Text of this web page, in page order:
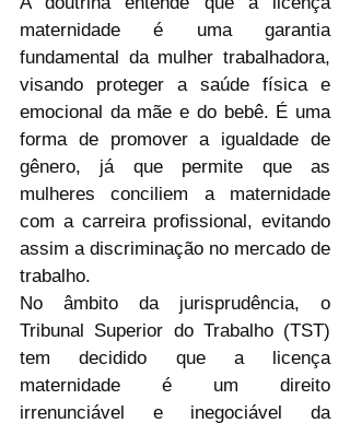
maternidade é uma garantia
fundamental da mulher trabalhadora,
visando proteger a saúde física e
emocional da mãe e do bebê. É uma
forma de promover a igualdade de
gênero, já que permite que as
mulheres conciliem a maternidade
com a carreira profissional, evitando
assim a discriminação no mercado de
trabalho.
No âmbito da jurisprudência, o
Tribunal Superior do Trabalho (TST)
tem decidido que a licença
maternidade é um direito
irrenunciável e inegociável da